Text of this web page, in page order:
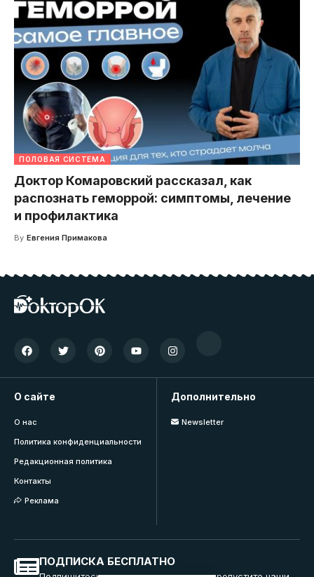
ПОЛОВАЯ СИСТЕМА
Доктор Комаровский рассказал, как
распознать геморрой: симптомы, лечение
и профилактика
By Евгения Примакова
О сайте
О нас
Политика конфиденциальности
Редакционная политика
Контакты
Реклама
Дополнительно
Newsletter
ПОДПИСКА БЕСПЛАТНО